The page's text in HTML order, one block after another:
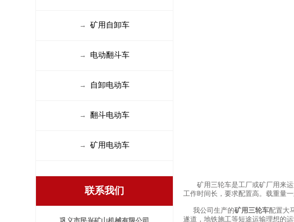
→ 矿用自卸车
→ 电动翻斗车
→ 自卸电动车
→ 翻斗电动车
→ 矿用电动车
联系我们
矿用三轮车是工厂或矿厂用来运
工作时间长，要求配置高。载重量
我公司生产的矿用三轮车配置大
遂道，地铁施工等短途运输理想的运